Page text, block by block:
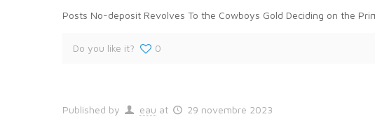
Posts No-deposit Revolves To the Cowboys Gold Deciding on the
Do you like it? 0
Published by eau at 29 novembre 2023